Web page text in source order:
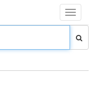
Toggle